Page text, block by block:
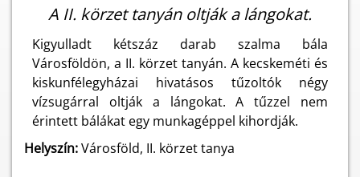
A II. körzet tanyán oltják a lángokat.
Kigyulladt kétszáz darab szalma bála
Városföldön, a II. körzet tanyán. A kecskeméti és
kiskunfélegyházai hivatásos tűzoltók négy
vízsugárral oltják a lángokat. A tűzzel nem
érintett bálákat egy munkagéppel kihordják.
Helyszín:Városföld, II. körzet tanya